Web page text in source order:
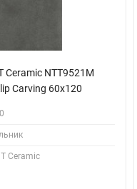
Ceramic NTT9521M
Carving 60x120
Ceramic